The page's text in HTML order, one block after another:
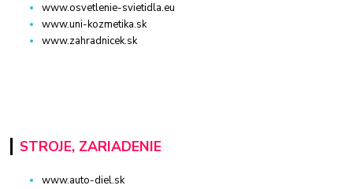
www.osvetlenie-svietidla.eu
www.uni-kozmetika.sk
www.zahradnicek.sk
STROJE, ZARIADENIE
www.auto-diel.sk